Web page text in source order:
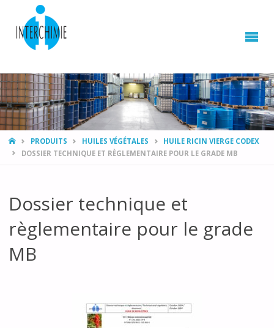
HOMEPRODUITS HUILES VÉGÉTALES
HUILE RICIN VIERGE CODEX
DOSSIER TECHNIQUE ET RÈGLEMENTAIRE POUR LE GRADE MB
Dossier technique et
règlementaire pour le grade
MB